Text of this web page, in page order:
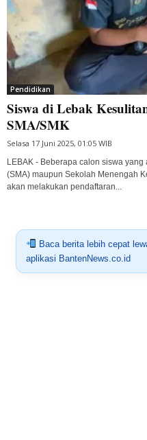
Pendidikan
Siswa di Lebak
SMA/SMK
Selasa 17 Juni 2025, 01:05 WIB
LEBAK - Beberapa calon siswa
(SMA) maupun Sekolah Menengah
akan melakukan pendaftaran...
Baca berita lebih cepat
aplikasi BantenNews.co.id